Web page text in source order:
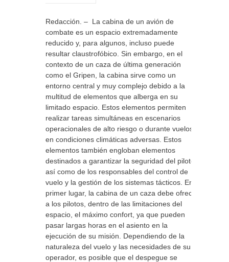
Redacción. – La cabina de un avión de
combate es un espacio extremadamente
reducido y, para algunos, incluso puede
resultar claustrofóbico. Sin embargo, en el
contexto de un caza de última generación
como el Gripen, la cabina sirve como un
entorno central y muy complejo debido a la
multitud de elementos que alberga en su
limitado espacio. Estos elementos permiten
realizar tareas simultáneas en escenarios
operacionales de alto riesgo o durante vuelos
en condiciones climáticas adversas. Estos
elementos también engloban elementos
destinados a garantizar la seguridad del piloto,
así como de los responsables del control de
vuelo y la gestión de los sistemas tácticos. En
primer lugar, la cabina de un caza debe ofrecer
a los pilotos, dentro de las limitaciones del
espacio, el máximo confort, ya que pueden
pasar largas horas en el asiento en la
ejecución de su misión. Dependiendo de la
naturaleza del vuelo y las necesidades de su
operador, es posible que el despegue se